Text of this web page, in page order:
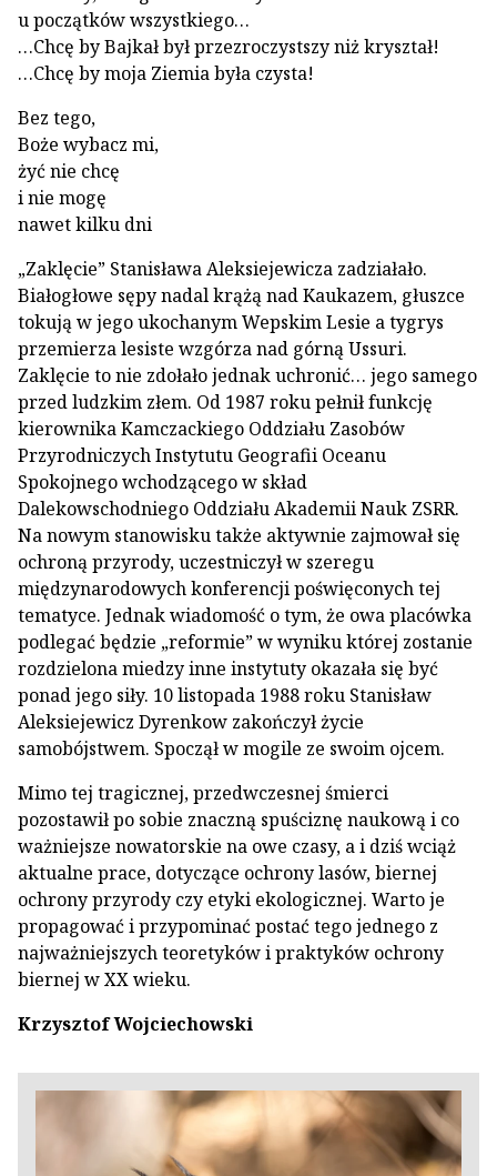
u początków wszystkiego…
…Chcę by Bajkał był przezroczystszy niż kryształ!
…Chcę by moja Ziemia była czysta!
Bez tego,
Boże wybacz mi,
żyć nie chcę
i nie mogę
nawet kilku dni
„Zaklęcie” Stanisława Aleksiejewicza zadziałało.
Białogłowe sępy nadal krążą nad Kaukazem, głuszce
tokują w jego ukochanym Wepskim Lesie a tygrys
przemierza lesiste wzgórza nad górną Ussuri.
Zaklęcie to nie zdołało jednak uchronić… jego samego
przed ludzkim złem. Od 1987 roku pełnił funkcję
kierownika Kamczackiego Oddziału Zasobów
Przyrodniczych Instytutu Geografii Oceanu
Spokojnego wchodzącego w skład
Dalekowschodniego Oddziału Akademii Nauk ZSRR.
Na nowym stanowisku także aktywnie zajmował się
ochroną przyrody, uczestniczył w szeregu
międzynarodowych konferencji poświęconych tej
tematyce. Jednak wiadomość o tym, że owa placówka
podlegać będzie „reformie” w wyniku której zostanie
rozdzielona miedzy inne instytuty okazała się być
ponad jego siły. 10 listopada 1988 roku Stanisław
Aleksiejewicz Dyrenkow zakończył życie
samobójstwem. Spoczął w mogile ze swoim ojcem.
Mimo tej tragicznej, przedwczesnej śmierci
pozostawił po sobie znaczną spuściznę naukową i co
ważniejsze nowatorskie na owe czasy, a i dziś wciąż
aktualne prace, dotyczące ochrony lasów, biernej
ochrony przyrody czy etyki ekologicznej. Warto je
propagować i przypominać postać tego jednego z
najważniejszych teoretyków i praktyków ochrony
biernej w XX wieku.
Krzysztof Wojciechowski